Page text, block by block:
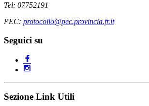
Tel: 07752191
PEC: protocollo@pec.provincia.fr.it
Seguici su
Sezione Link Utili